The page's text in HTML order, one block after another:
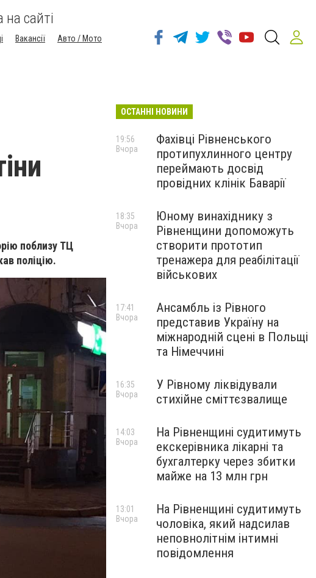
сайті
Вакансії
Авто / Мото
поблизу ТЦ
поліцію.
ОСТАННІ НОВИНИ
Фахівці Рівненського
протипухлинного центру
переймають досвід
провідних клінік Баварії
19:56
Вчора
Юному винахіднику з
Рівненщини допоможуть
створити прототип
тренажера для реабілітації
військових
18:35
Вчора
Ансамбль із Рівного
представив Україну на
міжнародній сцені в Польщі
та Німеччині
17:41
Вчора
У Рівному ліквідували
стихійне сміттєзвалище
16:35
Вчора
На Рівненщині судитимуть
екскерівника лікарні та
бухгалтерку через збитки
майже на 13 млн грн
14:03
Вчора
На Рівненщині судитимуть
чоловіка, який надсилав
неповнолітнім інтимні
повідомлення
13:01
Вчора